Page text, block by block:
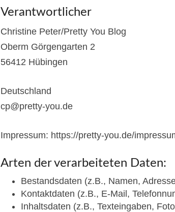
Verantwortlicher
Christine Peter/Pretty You Blog
Oberm Görgengarten 2
56412 Hübingen
Deutschland
cp@pretty-you.de
Impressum: https://pretty-you.de/
Arten der verarbeiteten Daten:
Bestandsdaten (z.B., Namen,
Kontaktdaten (z.B., E-Mail,
Inhaltsdaten (z.B., Texteingaben,